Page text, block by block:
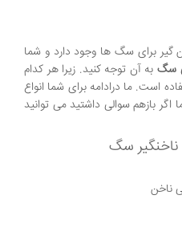
برای سگ ها وجود دارد و شما
سگ به آن توجه کنید. زیرا هر کدام
است. ما درادامه برای شما انواع
بازهم سوالی داشتید می توانید
سگ
ناخن